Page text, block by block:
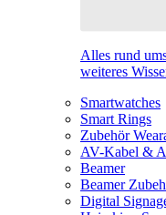
Alles rund
weiteres
Smartwatches
Smart Rings
Zubehör
AV-Kabel &
Beamer
Beamer
Digital